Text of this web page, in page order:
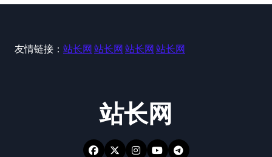
友情链接： 站长网 站长网 站长网 站长网
站长网